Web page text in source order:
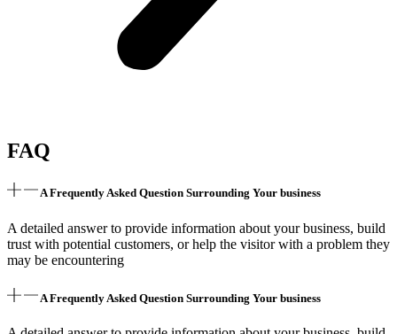
FAQ
A Frequently Asked Question Surrounding Your business
A detailed answer to provide information about your business, build
trust with potential customers, or help the visitor with a problem they
may be encountering
A Frequently Asked Question Surrounding Your business